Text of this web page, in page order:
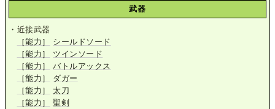
武器
・近接武器
［能力］
シールドソード
［能力］
ツインソード
［能力］
バトルアックス
［能力］
ダガー
［能力］
太刀
［能力］
聖剣